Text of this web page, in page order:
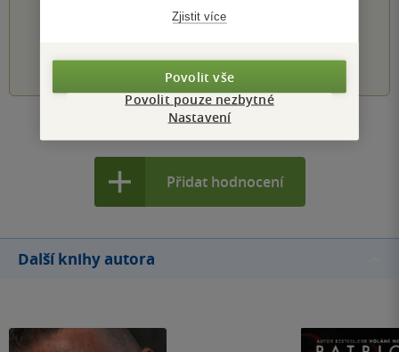
Přidat hodnocení
Další knihy autora
Zjistit více
Povolit vše
Povolit pouze nezbytné
Nastavení